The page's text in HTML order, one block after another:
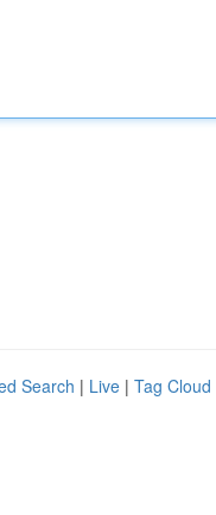
Search | Live | Tag Cloud